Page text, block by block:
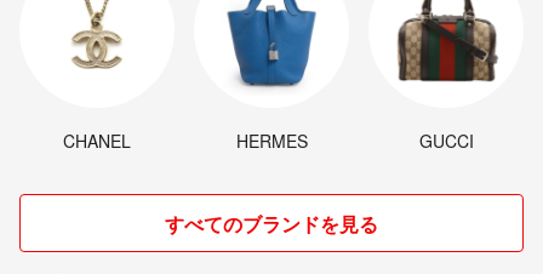
CHANEL HERMES GUCCI
すべてのブランドを見る